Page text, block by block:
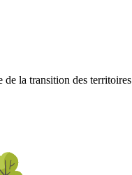
de la transition des territoires